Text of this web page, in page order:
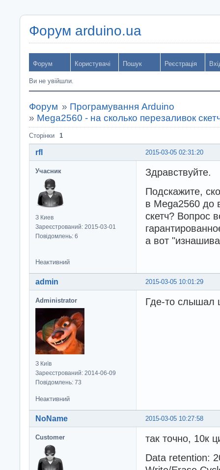
Форум arduino.ua
Форум Користувачі Пошук Реєстрація
Ви не увійшли.
Форум » Програмування Arduino
» Mega2560 - на сколько перезаливок
Сторінки 1
2015-03-05 02:31:20
rfl
Учасник
З Киев
Зареєстрований: 2015-03-01
Повідомлень: 6
Здравствуйте.
Подскажите,
в Mega2560 до
скетч? Вопрос
а вот
Неактивний
2015-03-05 10:01:29
admin
Administrator
З Київ
Зареєстрований: 2014-06-09
Повідомлень: 73
Где-то слышал
Неактивний
2015-03-05 10:27:58
NoName
Customer
так точно, 10к
Data retention: